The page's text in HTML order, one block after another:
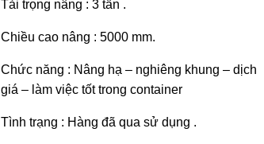
Tải trọng nâng : 3 tấn .
Chiều cao nâng : 5000 mm.
Chức năng : Nâng hạ – nghiêng khung – dịch
giá – làm việc tốt trong container
Tình trạng : Hàng đã qua sử dụng .